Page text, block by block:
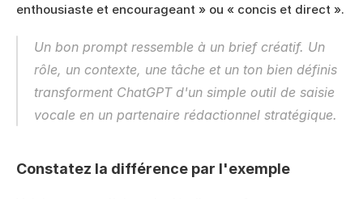
enthousiaste et encourageant » ou « concis et direct ».
Un bon prompt ressemble à un brief créatif. Un
rôle, un contexte, une tâche et un ton bien définis
transforment ChatGPT d'un simple outil de saisie
vocale en un partenaire rédactionnel stratégique.
Constatez la différence par l'exemple